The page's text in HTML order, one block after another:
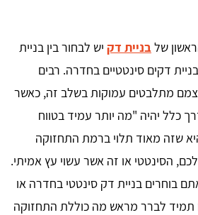
שלבניית דק יש לבחור בין בניית
דקים סינטטיים בחדרה. רבים
מתלבטים עמוקות בשלב זה, כאשר
כלל יהיה "מה יותר עמיד בטווח
שזה מאוד תלוי ברמת התחזוקה
הסינטטי או זה אשר עשוי עץ אמיתי.
בוחרים בניית דק סינטטי בחדרה או
תמיד לברר מראש מה כוללת התחזוקה